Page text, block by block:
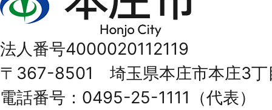
庄
Honjo
City
法人番号4000020112119
〒367-8501 埼玉県本庄市本庄3丁
電話番号：0495-25-1111（代表）